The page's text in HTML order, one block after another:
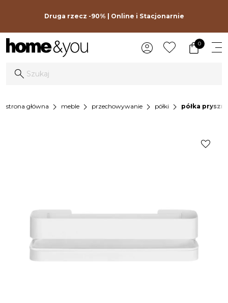
Druga rzecz -90% | Online i Stacjonarnie
0
strona główna chevron_right meble chevron_right przechowywanie chevron_right półki chevron_right półka
favorite